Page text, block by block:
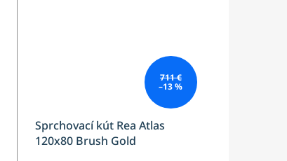
711 €
–13 %
Sprchovací kút Rea Atlas
120x80 Brush Gold